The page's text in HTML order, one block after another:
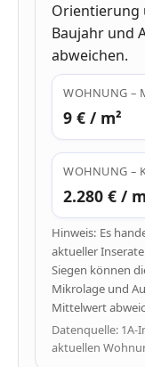
Orientierung
Baujahr und
abweichen.
WOHNUNG –
9 € / m²
WOHNUNG –
2.280 € /
Hinweis: Es
aktueller
Siegen können
Mikrolage und
Mittelwert
Datenquelle:
aktuellen